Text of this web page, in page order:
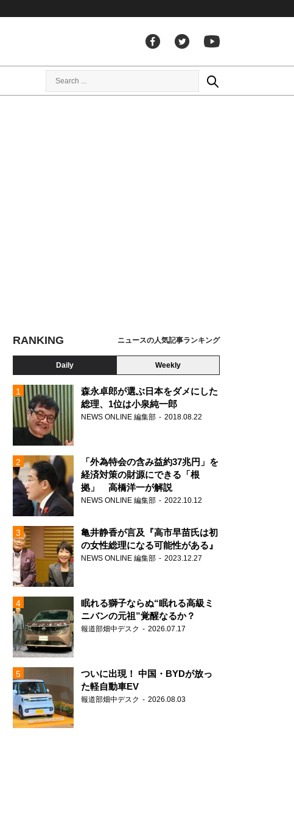
RANKING ニュースの人気記事ランキング
Daily Weekly
森永卓郎が選ぶ日本をダメにした
総理、1位は小泉純一郎
NEWS ONLINE 編集部 2018.08.22
「外為特会の含み益約37兆円」を
経済対策の財源にできる「根
拠」 高橋洋一が解説
NEWS ONLINE 編集部 2022.10.12
亀井静香が言及『高市早苗氏は初
の女性総理になる可能性がある』
NEWS ONLINE 編集部 2023.12.27
眠れる獅子ならぬ“眠れる高級ミ
ニバンの元祖”覚醒なるか？
報道部畑中デスク 2026.07.17
ついに出現！ 中国・BYDが放っ
た軽自動車EV
報道部畑中デスク 2026.08.03